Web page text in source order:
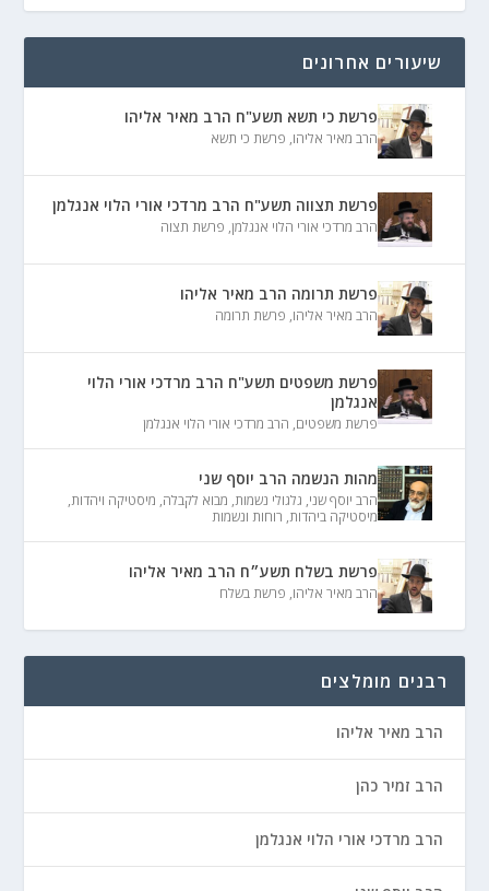
שיעורים אחרונים
פרשת כי תשא תשע"ח הרב מאיר אליהו
הרב מאיר אליהו, פרשת כי תשא
פרשת תצווה תשע"ח הרב מרדכי אורי הלוי אנגלמן
הרב מרדכי אורי הלוי אנגלמן, פרשת תצוה
פרשת תרומה הרב מאיר אליהו
הרב מאיר אליהו, פרשת תרומה
פרשת משפטים תשע"ח הרב מרדכי אורי הלוי
אנגלמן
פרשת משפטים, הרב מרדכי אורי הלוי אנגלמן
מהות הנשמה הרב יוסף שני
הרב יוסף שני, גלגולי נשמות, מבוא לקבלה, מיסטיקה ויהדות,
מיסטיקה ביהדות, רוחות ונשמות
פרשת בשלח תשע״ח הרב מאיר אליהו
הרב מאיר אליהו, פרשת בשלח
רבנים מומלצים
הרב מאיר אליהו
הרב זמיר כהן
הרב מרדכי אורי הלוי אנגלמן